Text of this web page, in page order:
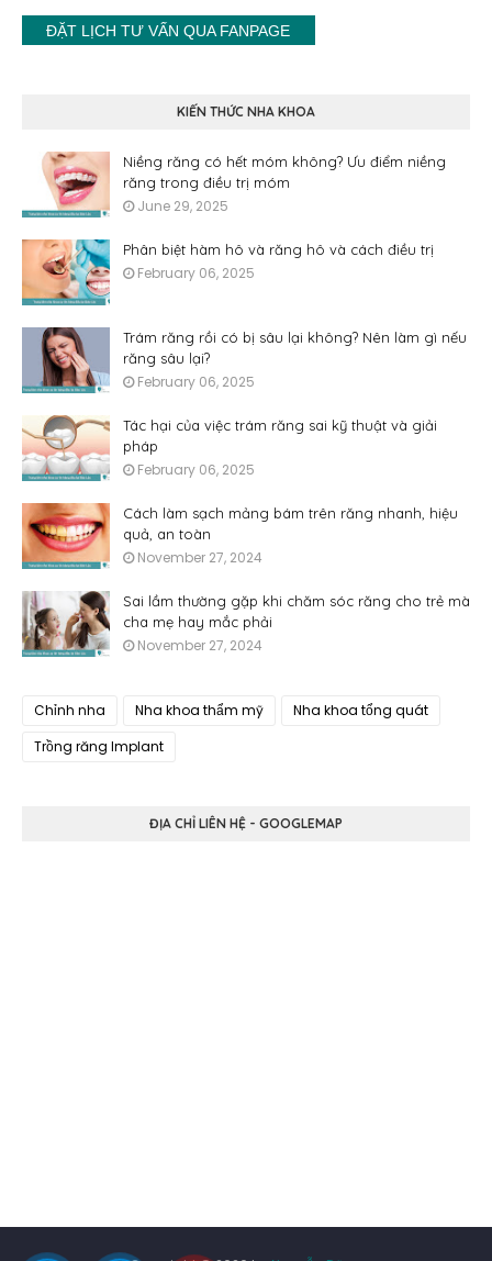
ĐẶT LỊCH TƯ VẤN QUA FANPAGE
KIẾN THỨC NHA KHOA
Niềng răng có hết móm không? Ưu điểm niềng
răng trong điều trị móm
June 29, 2025
Phân biệt hàm hô và răng hô và cách điều trị
February 06, 2025
Trám răng rồi có bị sâu lại không? Nên làm gì nếu
răng sâu lại?
February 06, 2025
Tác hại của việc trám răng sai kỹ thuật và giải
pháp
February 06, 2025
Cách làm sạch mảng bám trên răng nhanh, hiệu
quả, an toàn
November 27, 2024
Sai lầm thường gặp khi chăm sóc răng cho trẻ mà
cha mẹ hay mắc phải
November 27, 2024
Chỉnh nha Nha khoa thẩm mỹ
Nha khoa tổng quát
Trồng răng Implant
ĐỊA CHỈ LIÊN HỆ - GOOGLEMAP